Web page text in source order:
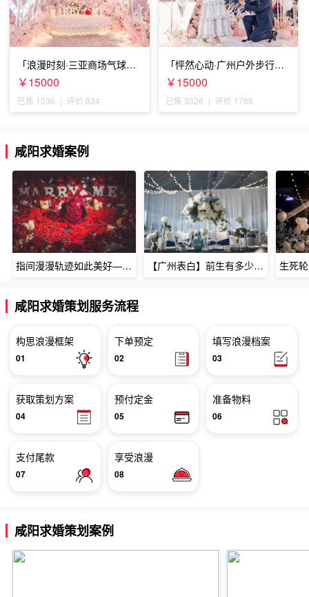
「浪漫时刻·三亚商场气球雨
惊喜求婚」
￥15000
已售 1036 | 评价 834
「怦然心动·广州户外步行街
求婚」
￥15000
已售 3326 | 评价 1788
咸阳求婚案例
指间漫漫轨迹如此美好——深圳烈焰玫瑰生日惊喜 【广州表白】前生有多少未尽的缘7张
咸阳求婚策划服务流程
构思浪漫框架
01
下单预定
02
填写浪漫档案
03
获取策划方案
04
预付定金
05
准备物料
06
支付尾款
07
享受浪漫
08
咸阳求婚策划案例